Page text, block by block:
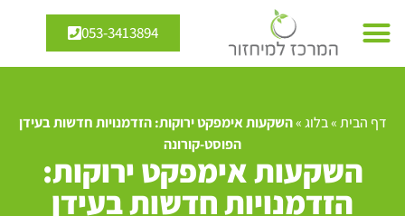
053-3413894
דף הבית»בלוג»השקעות אימפקט ירוקות: הזדמנויות חדשות בעידן
הפוסט-קורונה
השקעות אימפקט ירוקות:
הזדמנויות חדשות בעידן